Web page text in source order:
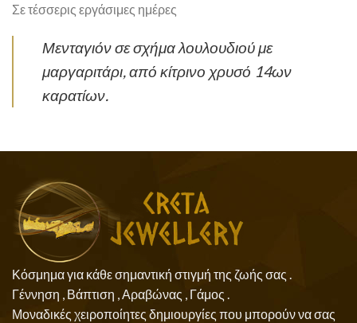
Σε τέσσερις εργάσιμες ημέρες
Μενταγιόν σε σχήμα λουλουδιού με
μαργαριτάρι, από κίτρινο χρυσό 14ων
καρατίων.
Κόσμημα για κάθε σημαντική στιγμή της ζωής σας .
Γέννηση , Βάπτιση , Αραβώνας , Γάμος .
Μοναδικές χειροποίητες δημιουργίες που μπορούν να σας